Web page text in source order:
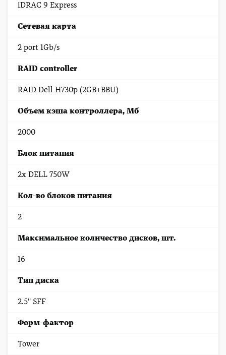
iDRAC 9 Express
Сетевая карта
2 port 1Gb/s
RAID controller
RAID Dell H730p (2GB+BBU)
Объем кэша контроллера, Мб
2000
Блок питания
2x DELL 750W
Кол-во блоков питания
2
Максимальное количество дисков, шт.
16
Тип диска
2.5'' SFF
Форм-фактор
Tower